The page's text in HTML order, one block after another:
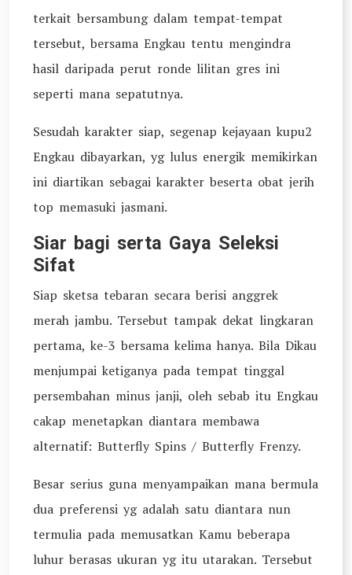
terkait bersambung dalam tempat-tempat
tersebut, bersama Engkau tentu mengindra
hasil daripada perut ronde lilitan gres ini
seperti mana sepatutnya.
Sesudah karakter siap, segenap kejayaan kupu2
Engkau dibayarkan, yg lulus energik memikirkan
ini diartikan sebagai karakter beserta obat jerih
top memasuki jasmani.
Siar bagi serta Gaya Seleksi
Sifat
Siap sketsa tebaran secara berisi anggrek
merah jambu. Tersebut tampak dekat lingkaran
pertama, ke-3 bersama kelima hanya. Bila Dikau
menjumpai ketiganya pada tempat tinggal
persembahan minus janji, oleh sebab itu Engkau
cakap menetapkan diantara membawa
alternatif: Butterfly Spins / Butterfly Frenzy.
Besar serius guna menyampaikan mana bermula
dua preferensi yg adalah satu diantara nun
termulia pada memusatkan Kamu beberapa
luhur berasas ukuran yg itu utarakan. Tersebut